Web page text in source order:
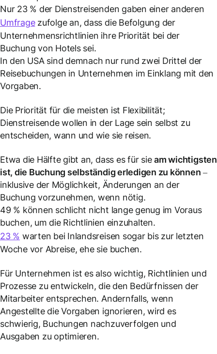
Nur 23 % der Dienstreisenden gaben einer anderen
Umfragezufolge an, dass die Befolgung der
Unternehmensrichtlinien ihre Priorität bei der
Buchung von Hotels sei.
In den USA sind demnach nur rund zwei Drittel der
Reisebuchungen in Unternehmen im Einklang mit den
Vorgaben.
Die Priorität für die meisten ist Flexibilität;
Dienstreisende wollen in der Lage sein selbst zu
entscheiden, wann und wie sie reisen.
Etwa die Hälfte gibt an, dass es für sieam wichtigsten
ist, die Buchung selbständig erledigen zu können–
inklusive der Möglichkeit, Änderungen an der
Buchung vorzunehmen, wenn nötig.
49 % können schlicht nicht lange genug im Voraus
buchen, um die Richtlinien einzuhalten.
23 % warten bei Inlandsreisen sogar bis zur letzten
Woche vor Abreise, ehe sie buchen.
Für Unternehmen ist es also wichtig, Richtlinien und
Prozesse zu entwickeln, die den Bedürfnissen der
Mitarbeiter entsprechen. Andernfalls, wenn
Angestellte die Vorgaben ignorieren, wird es
schwierig, Buchungen nachzuverfolgen und
Ausgaben zu optimieren.